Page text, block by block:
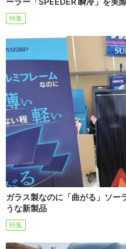
特集
ガラス製なのに「曲がる」ソー
うな新製品
特集